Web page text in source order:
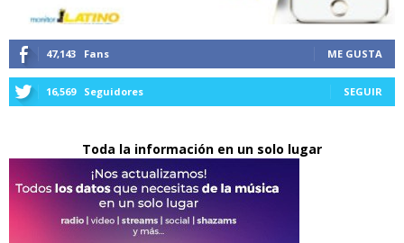
47,143 Fans ME GUSTA
16,569 Seguidores SEGUIR
Toda la información en un solo lugar